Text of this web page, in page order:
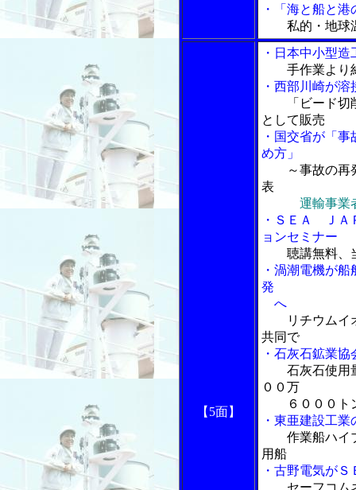
・「海と船と
私的・地
【5面】
・日本中小型
手作業より
・西部川崎が
「ビード
として販売
・国交省が「
め方」
～事故の再
表
運輸事業
・ＳＥＡ ＪＡ
ョンセミナー
聴講無料、
・渦潮電機が
発
へ
リチウムイ
共同で
・石灰石鉱業
石灰石使用
００万
６０００ト
・東亜建設工
作業船ハイ
用船
・古野電気が
セーフコム